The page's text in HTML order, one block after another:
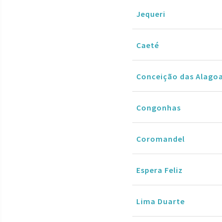
Jequeri
Caeté
Conceição das
Congonhas
Coromandel
Espera Feliz
Lima Duarte